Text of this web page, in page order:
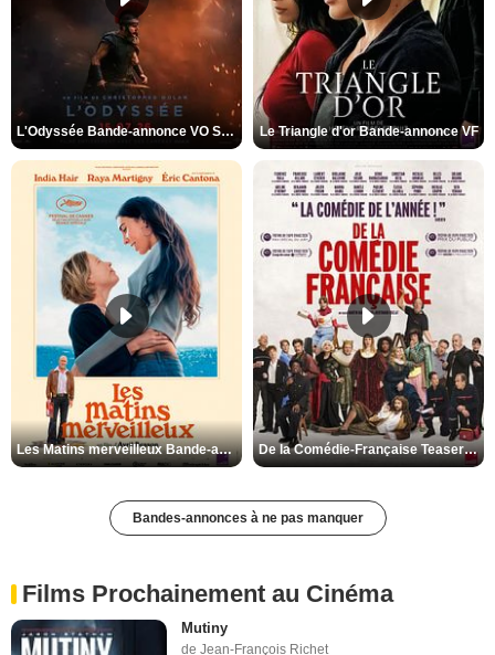
L'Odyssée Bande-annonce VO STFR Le Triangle d'or Bande-annonce VF
Les Matins merveilleux Bande-annonce VF De la Comédie-Française Teaser VF
Bandes-annonces à ne pas manquer
Films Prochainement au Cinéma
Mutiny
de Jean-François Richet